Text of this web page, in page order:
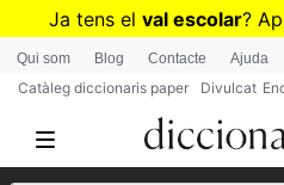
Ja tens el val escolar?
diccionaris per a
Qui som Blog Contacte Ajuda
Catàleg diccionaris paper Divulcat